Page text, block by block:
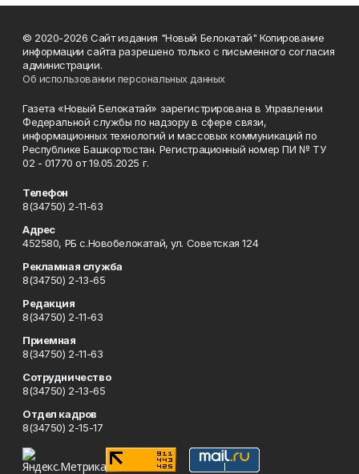
© 2020-2026 Сайт издания "Новый Белокатай" Копирование
информации сайта разрешено только с письменного согласия
администрации.
Об использовании персональных данных
Газета «Новый Белокатай» зарегистрирована в Управлении
Федеральной службы по надзору в сфере связи,
информационных технологий и массовых коммуникаций по
Республике Башкортостан. Регистрационный номер ПИ № ТУ
02 - 01770 от 19.05.2025 г.
Телефон
8(34750) 2-11-63
Адрес
452580, РБ с.Новобелокатай, ул. Советская 124
Рекламная служба
8(34750) 2-13-65
Редакция
8(34750) 2-11-63
Приемная
8(34750) 2-11-63
Сотрудничество
8(34750) 2-13-65
Отдел кадров
8(34750) 2-15-17